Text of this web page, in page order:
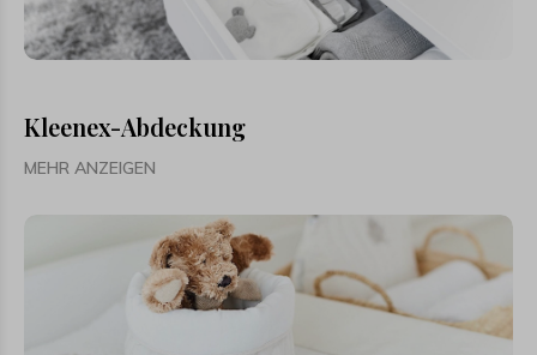
Kleenex-Abdeckung
MEHR ANZEIGEN